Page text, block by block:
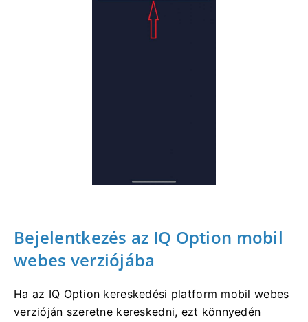
Bejelentkezés az IQ Option mobil
webes verziójába
Ha az IQ Option kereskedési platform mobil webes
verzióján szeretne kereskedni, ezt könnyedén